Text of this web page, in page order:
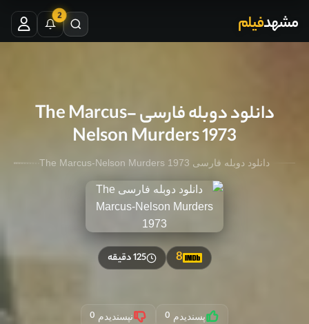
مشهدفیلم 2
دانلود دوبله فارسی The Marcus-
Nelson Murders 1973
دانلود دوبله فارسی The Marcus-Nelson Murders 1973
8 125 دقیقه
پسندیدم 0 نپسندیدم 0